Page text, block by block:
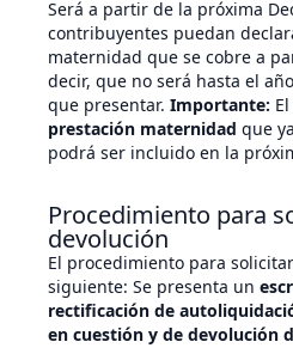
Será a partir de la próxima
contribuyentes puedan
maternidad que se cobre a
decir, que no será hasta el
que presentar. Importante:
prestación maternidad que
podrá ser incluido en la
Procedimiento para
devolución
El procedimiento para
siguiente: Se presenta un
rectificación de
en cuestión y de devolución